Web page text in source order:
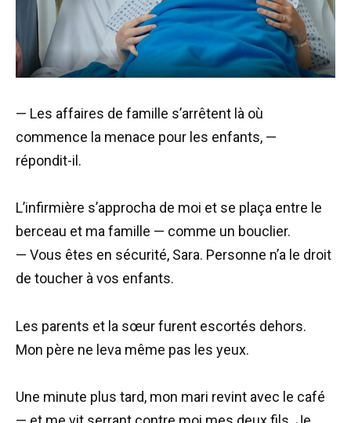
— Les affaires de famille s’arrêtent là où
commence la menace pour les enfants, —
répondit-il.
L’infirmière s’approcha de moi et se plaça entre le
berceau et ma famille — comme un bouclier.
— Vous êtes en sécurité, Sara. Personne n’a le droit
de toucher à vos enfants.
Les parents et la sœur furent escortés dehors.
Mon père ne leva même pas les yeux.
Une minute plus tard, mon mari revint avec le café